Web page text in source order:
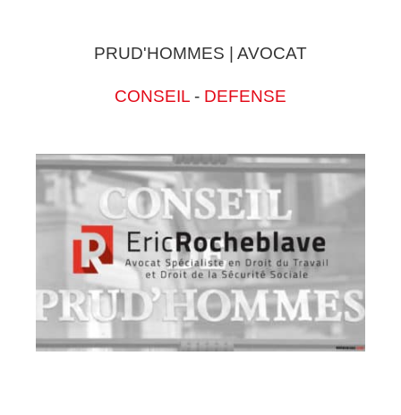
PRUD'HOMMES | AVOCAT
CONSEIL - DEFENSE